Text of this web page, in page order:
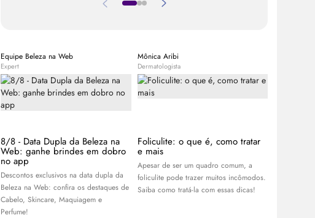
Equipe Beleza na Web
Expert
8/8 - Data Dupla da Beleza na
Web: ganhe brindes em dobro
no app
Descontos exclusivos na data dupla da
Beleza na Web: confira os destaques de
Cabelo, Skincare, Maquiagem e
Perfume!
Mônica Aribi
Dermatologista
Foliculite: o que é, como tratar
e mais
Apesar de ser um quadro comum, a
foliculite pode trazer muitos incômodos.
Saiba como tratá-la com essas dicas!